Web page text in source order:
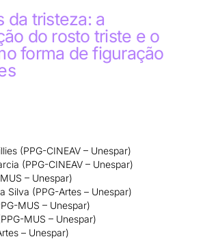
da tristeza: a
do rosto triste e o
forma de figuração
(PPG-CINEAV – Unespar)
(PPG-CINEAV – Unespar)
– Unespar)
Silva (PPG-Artes – Unespar)
MUS – Unespar)
MUS – Unespar)
– Unespar)